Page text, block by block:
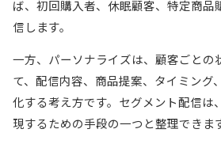
ば、初回購入者、休眠顧客、特定商品
信します。
一方、パーソナライズは、顧客ごとの
て、配信内容、商品提案、タイミング
化する考え方です。セグメント配信は
現するための手段の一つと整理できま